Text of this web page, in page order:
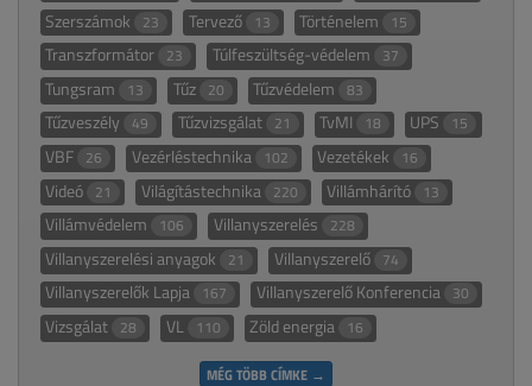
Szerszámok 23 Tervező 13 Történelem 15
Transzformátor 23 Túlfeszültség-védelem 37
Tungsram 13 Tűz 20 Tűzvédelem 83
Tűzveszély 49 Tűzvizsgálat 21 TvMI 18 UPS 15
VBF 26 Vezérléstechnika 102 Vezetékek 16
Videó 21 Világítástechnika 220 Villámhárító 13
Villámvédelem 106 Villanyszerelés 228
Villanyszerelési anyagok 21 Villanyszerelő 74
Villanyszerelők Lapja 167 Villanyszerelő Konferencia 30
Vizsgálat 28 VL 110 Zöld energia 16
MÉG TÖBB CÍMKE →